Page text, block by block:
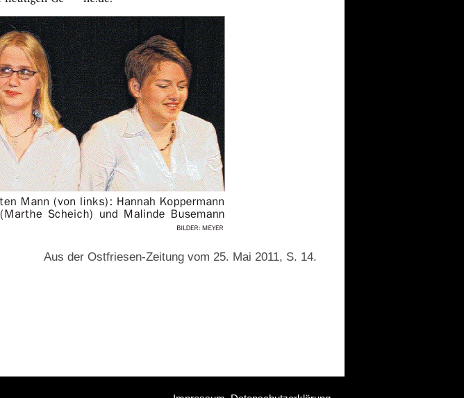
Aus der Ostfriesen-Zeitung vom 25. Mai 2011, S. 14.